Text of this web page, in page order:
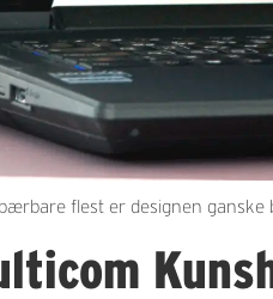
flest er designen